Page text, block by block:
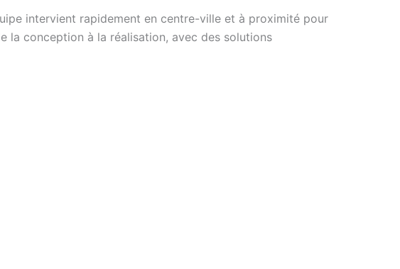
intervient rapidement en centre-ville et à proximité pour
la conception à la réalisation, avec des solutions